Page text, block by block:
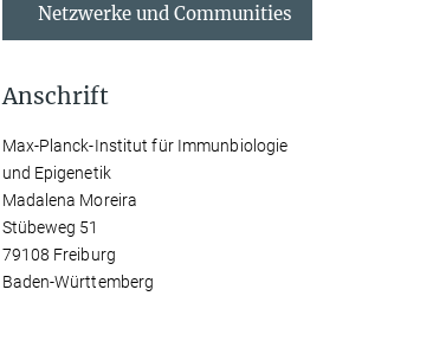
Netzwerke und Communities
Anschrift
Max-Planck-Institut für Immunbiologie
und Epigenetik
Madalena Moreira
Stübeweg 51
79108 Freiburg
Baden-Württemberg